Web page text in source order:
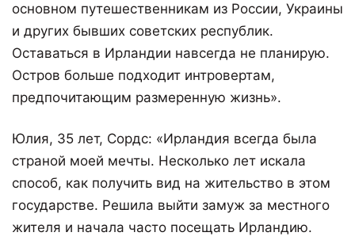
основном путешественникам из России, Украины
и других бывших советских республик.
Оставаться в Ирландии навсегда не планирую.
Остров больше подходит интровертам,
предпочитающим размеренную жизнь».
Юлия, 35 лет, Сордс: «Ирландия всегда была
страной моей мечты. Несколько лет искала
способ, как получить вид на жительство в этом
государстве. Решила выйти замуж за местного
жителя и начала часто посещать Ирландию.